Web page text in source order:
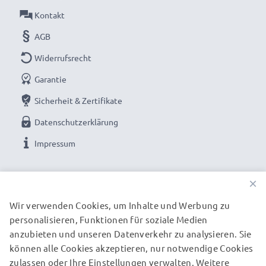
Kontakt
AGB
Widerrufsrecht
Garantie
Sicherheit & Zertifikate
Datenschutzerklärung
Impressum
UNSERE VERSANDPARTNER
×
Wir verwenden Cookies, um Inhalte und Werbung zu
personalisieren, Funktionen für soziale Medien
anzubieten und unseren Datenverkehr zu analysieren. Sie
können alle Cookies akzeptieren, nur notwendige Cookies
zulassen oder Ihre Einstellungen verwalten. Weitere